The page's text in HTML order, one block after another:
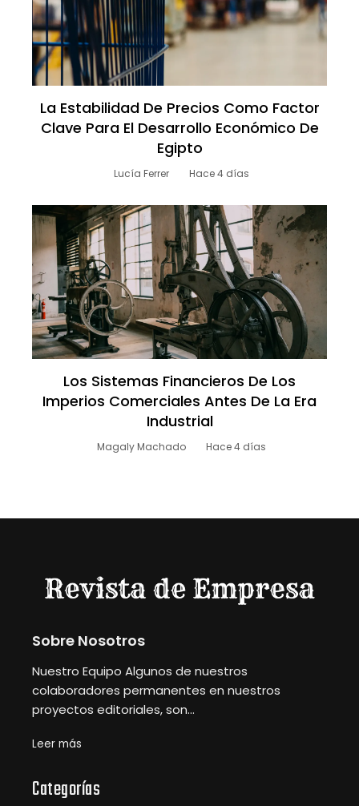
La Estabilidad De Precios Como Factor
Clave Para El Desarrollo Económico De
Egipto
Lucía Ferrer Hace 4 días
Los Sistemas Financieros De Los
Imperios Comerciales Antes De La Era
Industrial
Magaly Machado Hace 4 días
Sobre Nosotros
Nuestro Equipo Algunos de nuestros
colaboradores permanentes en nuestros
proyectos editoriales, son...
Leer más
Categorías